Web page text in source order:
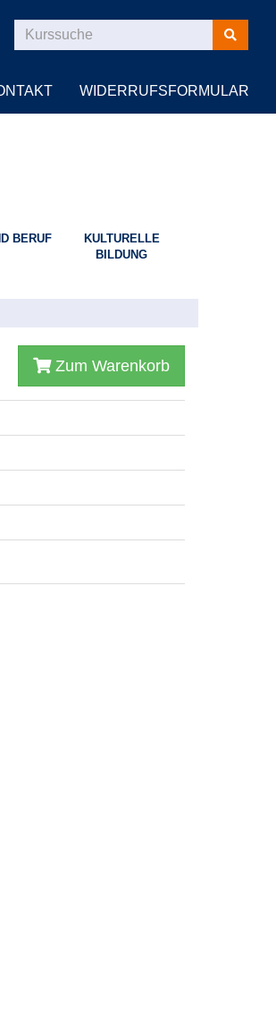
Kurse
suchen
WIDERRUFSFORMULAR
BERUF
KULTURELLE
BILDUNG
Zum Warenkorb